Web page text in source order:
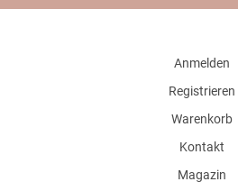
Anmelden
Registrieren
Warenkorb
Kontakt
Magazin